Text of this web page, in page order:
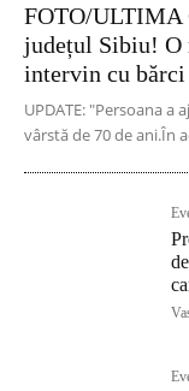
FOTO/
județul Sibiu! O
intervin cu bărci
UPDATE: "Persoana
vârstă de 70 de ani.În